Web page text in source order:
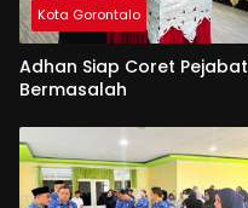
Kota Gorontalo
Adhan Siap Coret Pejabat
Bermasalah